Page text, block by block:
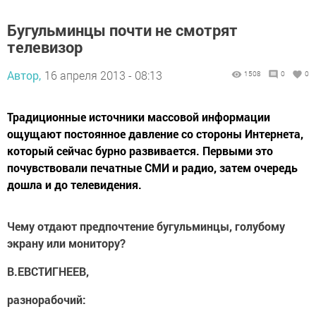
Бугульминцы почти не смотрят
телевизор
Автор, 16 апреля 2013 - 08:13 1508 0 0
Традиционные источники массовой информации
ощущают постоянное давление со стороны Интернета,
который сейчас бурно развивается. Первыми это
почувствовали печатные СМИ и радио, затем очередь
дошла и до телевидения.
Чему отдают предпочтение бугульминцы, голубому
экрану или монитору?
В.ЕВСТИГНЕЕВ,
разнорабочий: